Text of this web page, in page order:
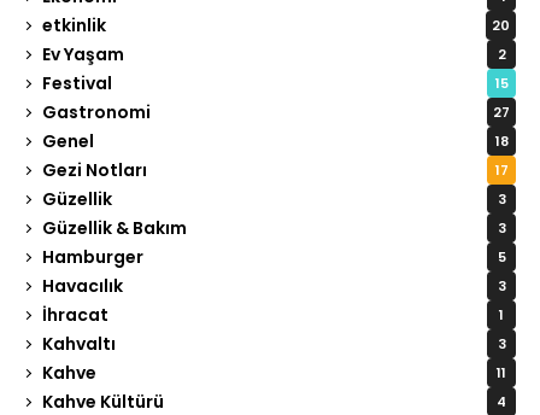
etkinlik 20
Ev Yaşam 2
Festival 15
Gastronomi 27
Genel 18
Gezi Notları 17
Güzellik 3
Güzellik & Bakım 3
Hamburger 5
Havacılık 3
İhracat 1
Kahvaltı 3
Kahve 11
Kahve Kültürü 4